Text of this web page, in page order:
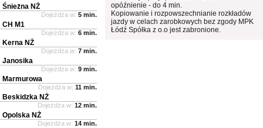
opóźnienie - do 4 min.
Kopiowanie i rozpowszechnianie rozkładów
jazdy w celach zarobkowych bez zgody MPK
Łódź Spółka z o.o jest zabronione.
Śnieżna NŻ
Dojeżdża w: 5 min.
CH M1
Dojeżdża w: 6 min.
Kerna NŻ
Dojeżdża w: 7 min.
Janosika
Dojeżdża w: 9 min.
Marmurowa
Dojeżdża w: 11 min.
Beskidzka NŻ
Dojeżdża w: 12 min.
Opolska NŻ
Dojeżdża w: 14 min.